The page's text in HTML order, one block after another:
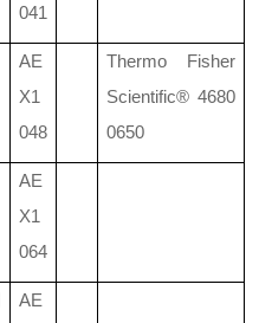
041
AE
X1
048
Thermo Fisher
Scientific® 4680
0650
AE
X1
064
AE